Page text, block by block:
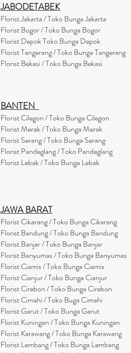
JABODETABEK
Florist Jakarta / Toko Bunga Jakarta
Florist Bogor / Toko Bunga Bogor
Florist Depok Toko Bunga Depok
Florist Tangerang / Toko Bunga Tangerang
Florist Bekasi / Toko Bunga Bekasi
BANTEN
Florist Cilegon / Toko Bunga Cilegon
Florist Merak / Toko Bunga Merak
Florist Serang / Toko Bunga Serang
Florist Pandeglang / Toko Pandeglang
Florist Lebak / Toko Bunga Lebak
JAWA BARAT
Florist Cikarang/ Toko Bunga Cikarang
Florist Bandung / Toko Bunga Bandung
Florist Banjar / Toko Bunga Banjar
Florist Banyumas / Toko Bunga Banyumas
Florist Ciamis / Toko Bunga Ciamis
Florist Cianjur / Toko Bunga Cianjur
Florist Cirebon / Toko Bunga Cirebon
Florist Cimahi / Toko Buga Cimahi
Florist Garut / Toko Bunga Garut
Florist Kuningan / Toko Bunga Kuningan
Florist Karawang / Toko Bunga Karawang
Florist Lembang / Toko Bunga Lembang